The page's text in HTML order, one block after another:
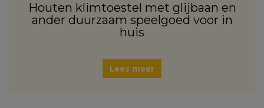
Houten klimtoestel met glijbaan en
ander duurzaam speelgoed voor in
huis
Lees meer